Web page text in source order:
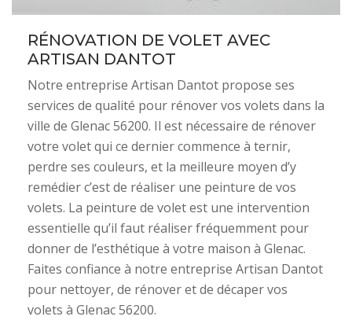
RÉNOVATION DE VOLET AVEC
ARTISAN DANTOT
Notre entreprise Artisan Dantot propose ses
services de qualité pour rénover vos volets dans la
ville de Glenac 56200. Il est nécessaire de rénover
votre volet qui ce dernier commence à ternir,
perdre ses couleurs, et la meilleure moyen d’y
remédier c’est de réaliser une peinture de vos
volets. La peinture de volet est une intervention
essentielle qu’il faut réaliser fréquemment pour
donner de l’esthétique à votre maison à Glenac.
Faites confiance à notre entreprise Artisan Dantot
pour nettoyer, de rénover et de décaper vos
volets à Glenac 56200.